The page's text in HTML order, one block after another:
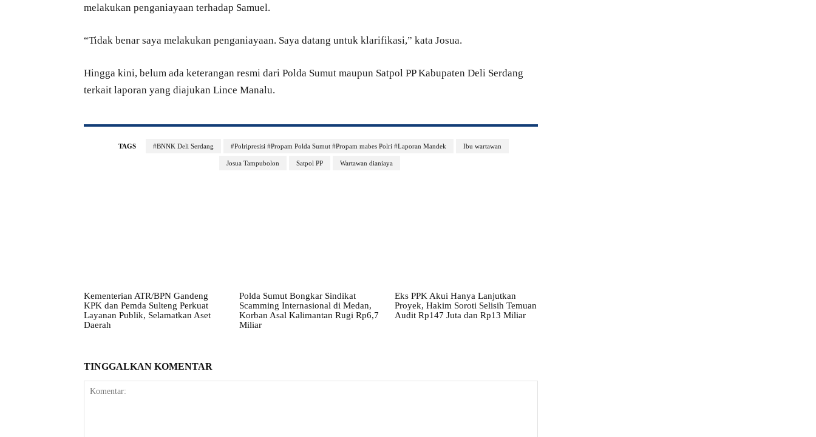
melakukan penganiayaan terhadap Samuel.
“Tidak benar saya melakukan penganiayaan. Saya datang untuk klarifikasi,” kata Josua.
Hingga kini, belum ada keterangan resmi dari Polda Sumut maupun Satpol PP Kabupaten Deli Serdang
terkait laporan yang diajukan Lince Manalu.
TAGS #BNNK Deli Serdang #Polripresisi #Propam Polda Sumut #Propam mabes Polri #Laporan Mandek Ibu wartawan
Josua Tampubolon Satpol PP Wartawan dianiaya
Kementerian ATR/BPN Gandeng
KPK dan Pemda Sulteng Perkuat
Layanan Publik, Selamatkan Aset
Daerah
Polda Sumut Bongkar Sindikat
Scamming Internasional di Medan,
Korban Asal Kalimantan Rugi Rp6,7
Miliar
Eks PPK Akui Hanya Lanjutkan
Proyek, Hakim Soroti Selisih Temuan
Audit Rp147 Juta dan Rp13 Miliar
TINGGALKAN KOMENTAR